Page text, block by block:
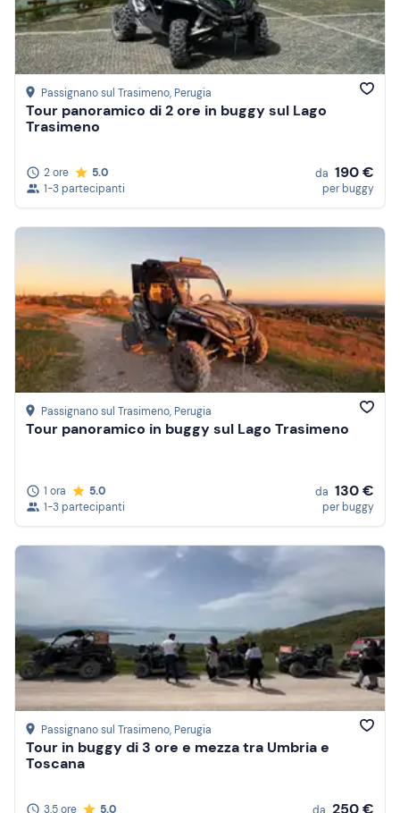
Passignano sul Trasimeno, Perugia
Tour panoramico di 2 ore in buggy sul Lago
Trasimeno
2 ore
5.0
1-3 partecipanti
da 190 €
per buggy
Passignano sul Trasimeno, Perugia
Tour panoramico in buggy sul Lago Trasimeno
1 ora
5.0
1-3 partecipanti
da 130 €
per buggy
Passignano sul Trasimeno, Perugia
Tour in buggy di 3 ore e mezza tra Umbria e
Toscana
3,5 ore 5.0 250 €